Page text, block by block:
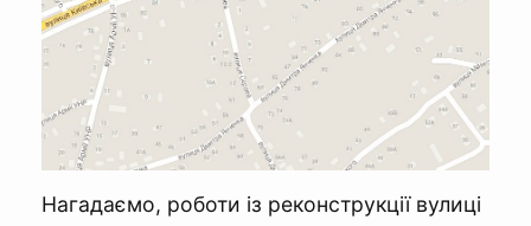
Нагадаємо, роботи із реконструкції вулиці